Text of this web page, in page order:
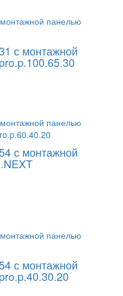
с монтажной
с монтажной
с монтажной